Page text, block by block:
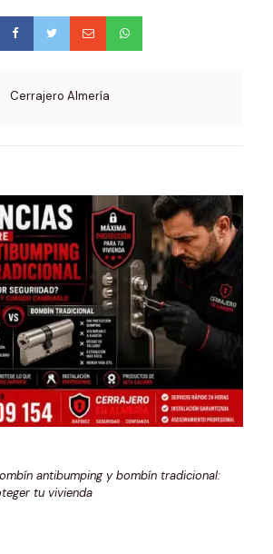
Cerrajero Almería
antibumping y bombín tradicional:
tu vivienda